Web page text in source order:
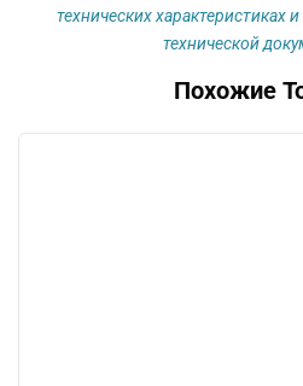
технических характеристиках
технической
Похожие